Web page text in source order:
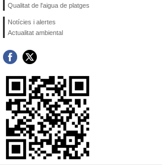
Qualitat de l'aigua de platges
Notícies i alertes
Actualitat ambiental